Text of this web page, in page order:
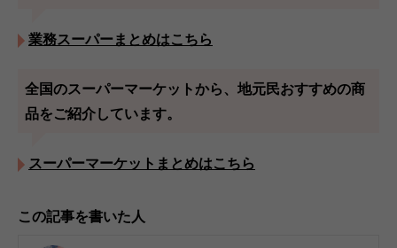
業務スーパーまとめはこちら
全国のスーパーマーケットから、地元民おすすめの商
品をご紹介しています。
スーパーマーケットまとめはこちら
この記事を書いた人